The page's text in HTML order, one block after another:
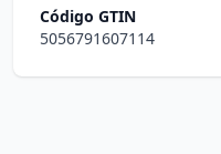
Código GTIN
5056791607114